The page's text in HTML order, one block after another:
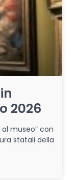
2026
museo” con
statali della